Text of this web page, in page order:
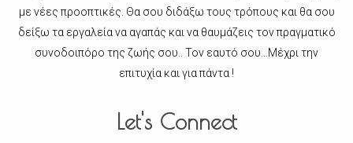
με νέες προοπτικές. Θα σου διδάξω τους τρόπους και θα σου
δείξω τα εργαλεία να αγαπάς και να θαυμάζεις τον πραγματικό
συνοδοιπόρο της ζωής σου.. Τον εαυτό σου…Μέχρι την
επιτυχία και για πάντα !
Let's Connect